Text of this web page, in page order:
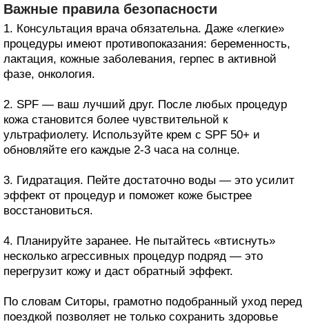
Важные правила безопасности
1. Консультация врача обязательна. Даже «легкие»
процедуры имеют противопоказания: беременность,
лактация, кожные заболевания, герпес в активной
фазе, онкология.
2. SPF — ваш лучший друг. После любых процедур
кожа становится более чувствительной к
ультрафиолету. Используйте крем с SPF 50+ и
обновляйте его каждые 2-3 часа на солнце.
3. Гидратация. Пейте достаточно воды — это усилит
эффект от процедур и поможет коже быстрее
восстановиться.
4. Планируйте заранее. Не пытайтесь «втиснуть»
несколько агрессивных процедур подряд — это
перегрузит кожу и даст обратный эффект.
По словам Ситоры, грамотно подобранный уход перед
поездкой позволяет не только сохранить здоровье